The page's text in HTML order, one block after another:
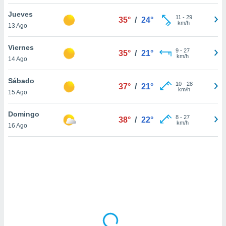
sitio
En
sean
el sitio
ni para
o
Jueves
13 Ago
35° / 24° 11 - 29
km/h
Viernes
14 Ago
35° / 21° 9- 27
km/h
Sábado
15 Ago
37° / 21° 10- 28
km/h
Domingo
16 Ago
38° / 22° 8- 27
km/h